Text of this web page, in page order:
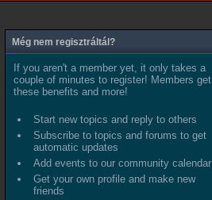
Még nem regisztráltál?
If you aren't a member yet, it only takes a
couple of minutes to register! Members get
these benefits and more!
Start new topics and reply to others
Subscribe to topics and forums to get
automatic updates
Add events to our community calendar
Get your own profile and make new
friends